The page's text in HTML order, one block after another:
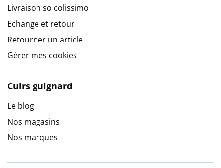
Livraison so colissimo
Echange et retour
Retourner un article
Gérer mes cookies
Cuirs guignard
Le blog
Nos magasins
Nos marques